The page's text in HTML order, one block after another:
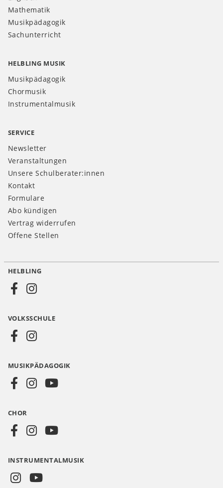
Mathematik
Musikpädagogik
Sachunterricht
HELBLING MUSIK
Musikpädagogik
Chormusik
Instrumentalmusik
SERVICE
Newsletter
Veranstaltungen
Unsere Schulberater:innen
Kontakt
Formulare
Abo kündigen
Vertrag widerrufen
Offene Stellen
Social
AT
HELBLING
VOLKSSCHULE
MUSIKPÄDAGOGIK
CHOR
INSTRUMENTALMUSIK